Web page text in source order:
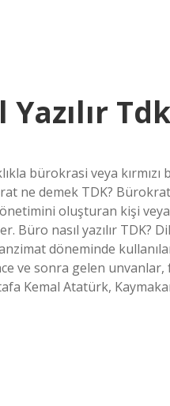
Tdk
bürokrasi veya
ne demek TDK?
oluşturan kişi
Büro nasıl yazılır TDK?
döneminde
ve sonra gelen
Kemal Atatürk,